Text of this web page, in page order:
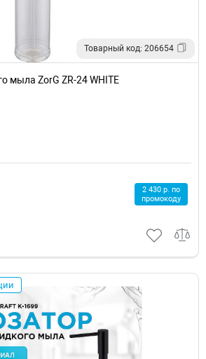
Товарный код: 206654
мыла ZorG ZR-24 WHITE
2 430 р. по
промокоду